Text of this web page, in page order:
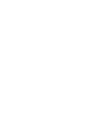
います。26卒のイ
り】
手当も充実。
信頼される税務の
客様に寄り添う」
だいたら、それ